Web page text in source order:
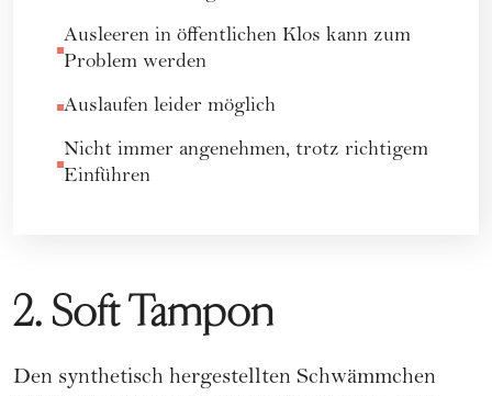
Ausleeren in öffentlichen Klos kann zum
Problem werden
Auslaufen leider möglich
Nicht immer angenehmen, trotz richtigem
Einführen
2. Soft Tampon
Den synthetisch hergestellten Schwämmchen